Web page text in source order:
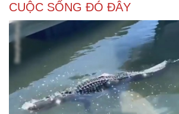
CUỘC SỐNG ĐÓ ĐÂY